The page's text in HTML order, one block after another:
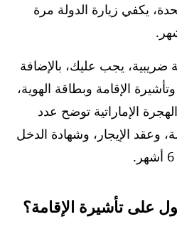
يكفي زيارة الدولة مرة
يجب عليك، بالإضافة
الإقامة وبطاقة الهوية،
الإماراتية توضح عدد
وعقد الإيجار، وشهادة الدخل
على تأشيرة الإقامة؟